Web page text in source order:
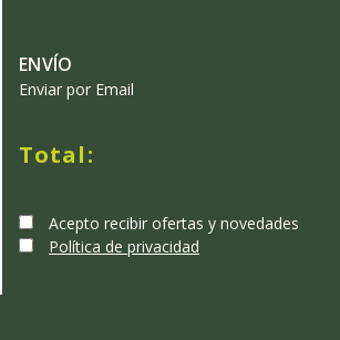
ENVÍO
Enviar por Email
Total:
Acepto recibir ofertas y novedades
Política de privacidad